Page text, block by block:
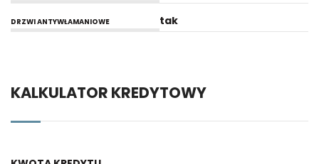
DRZWI ANTYWŁAMANIOWE tak
KALKULATOR KREDYTOWY